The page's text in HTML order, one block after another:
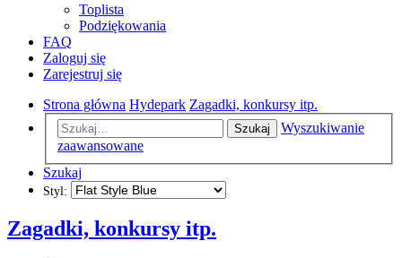
Toplista
Podziękowania
FAQ
Zaloguj się
Zarejestruj się
Strona główna Hydepark Zagadki, konkursy itp.
Szukaj
Wyszukiwanie
zaawansowane
Szukaj
Styl:
Zagadki, konkursy itp.